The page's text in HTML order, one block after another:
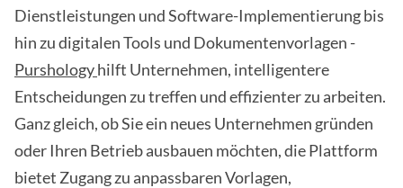
Dienstleistungen und Software-Implementierung bis
hin zu digitalen Tools und Dokumentenvorlagen -
Purshologyhilft Unternehmen, intelligentere
Entscheidungen zu treffen und effizienter zu arbeiten.
Ganz gleich, ob Sie ein neues Unternehmen gründen
oder Ihren Betrieb ausbauen möchten, die Plattform
bietet Zugang zu anpassbaren Vorlagen,